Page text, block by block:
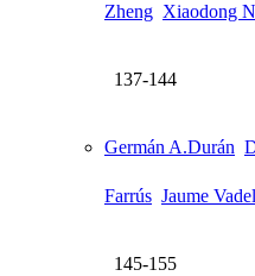
Zheng Xiaodong
137-144
Germán A.Durán
Farrús Jaume
145-155